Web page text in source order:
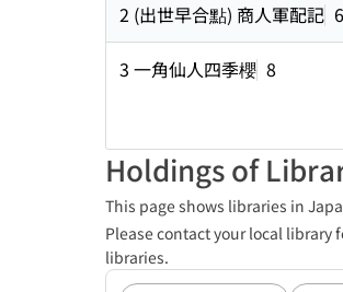
2 (出世早合點) 商人軍配記 6
3 一角仙人四季櫻 8
Holdings of
This page shows libraries in
Please contact your local
libraries.